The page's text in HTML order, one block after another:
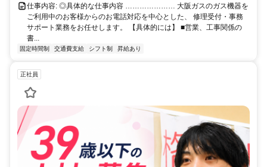
仕事内容: ◎具体的な仕事内容 ………………… 大阪ガスのガス機器を
ご利用中のお客様からのお電話対応を中心とした、 修理受付・事務
サポート業務をお任せします。 【具体的には】 ■営業、工事関係の
書...
固定時間制 交通費支給 シフト制 昇給あり
正社員